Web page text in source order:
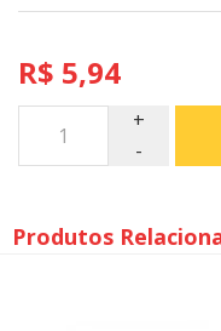
R$ 5,94
Produtos